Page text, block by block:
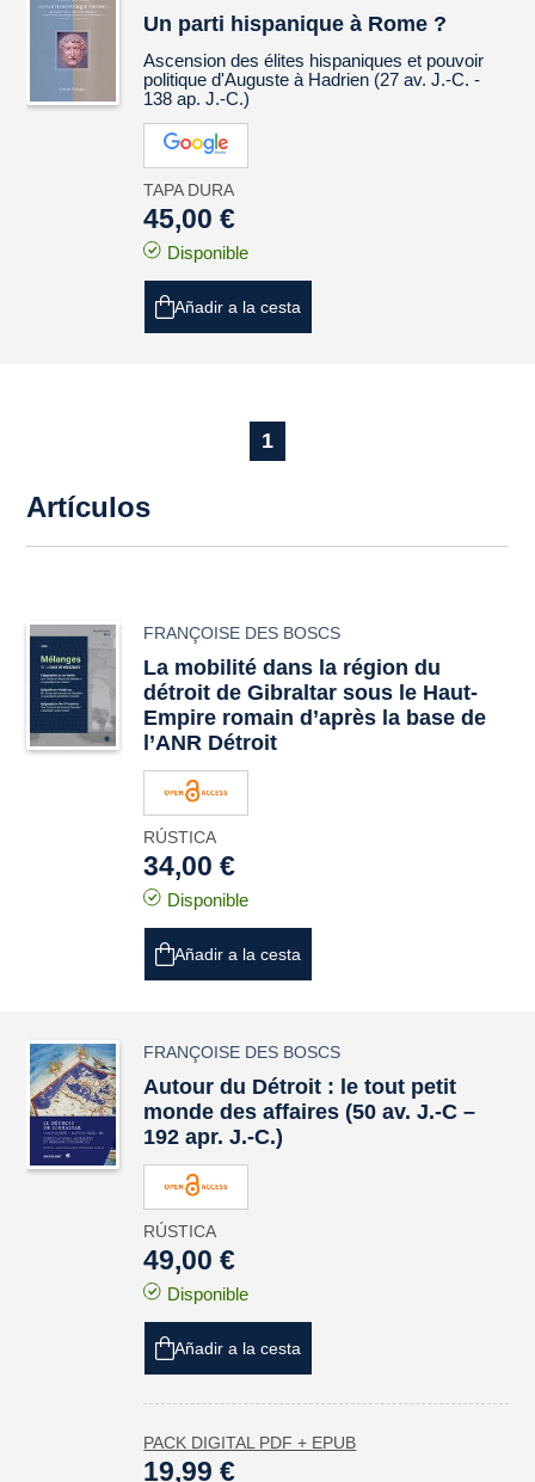
Un parti hispanique à Rome ?
Ascension des élites hispaniques et pouvoir
politique d'Auguste à Hadrien (27 av. J.-C. -
138 ap. J.-C.)
TAPA DURA
45,00 €
Disponible
Añadir a la cesta
1
Artículos
FRANÇOISE DES BOSCS
La mobilité dans la région du
détroit de Gibraltar sous le Haut-
Empire romain d’après la base de
l’ANR Détroit
RÚSTICA
34,00 €
Disponible
Añadir a la cesta
FRANÇOISE DES BOSCS
Autour du Détroit : le tout petit
monde des affaires (50 av. J.-C –
192 apr. J.-C.)
RÚSTICA
49,00 €
Disponible
Añadir a la cesta
PACK DIGITAL PDF + EPUB
19,99 €